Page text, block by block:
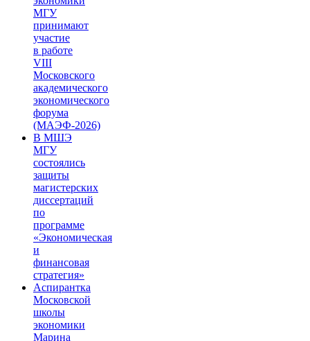
МГУ
принимают
участие
в работе
VIII
Московского
академического
экономического
форума
(МАЭФ-2026)
В МШЭ
МГУ
состоялись
защиты
магистерских
диссертаций
по
программе
«Экономическая
и
финансовая
стратегия»
Аспирантка
Московской
школы
экономики
Марина